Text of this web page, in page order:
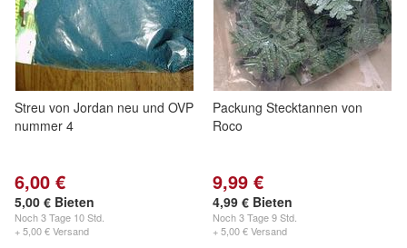
Streu von Jordan neu und OVP
nummer 4
6,00 €
5,00 € Bieten
Noch3 Tage 10 Std.
+ 5,00 € Versand
Packung Stecktannen von
Roco
9,99 €
4,99 € Bieten
Noch3 Tage 9 Std.
+ 5,00 € Versand